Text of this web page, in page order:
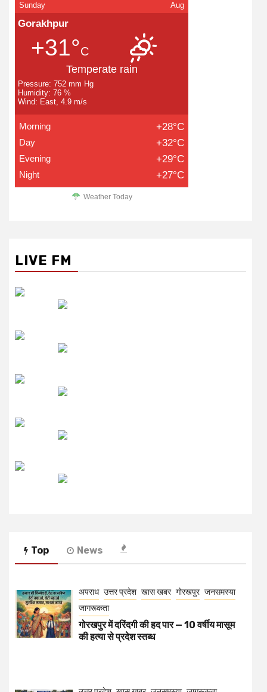
Sunday Aug
Gorakhpur
+31°C
Temperate rain
Pressure: 752 mm Hg
Humidity: 76 %
Wind: East, 4.9 m/s
Morning +28°C
Day +32°C
Evening +29°C
Night +27°C
Weather Today
LIVE FM
Top News
अपराध उत्तर प्रदेश खास खबर गोरखपुर जनसमस्या
जागरूकता
गोरखपुर में दरिंदगी की हद पार — 10 वर्षीय मासूम
की हत्या से प्रदेश स्तब्ध